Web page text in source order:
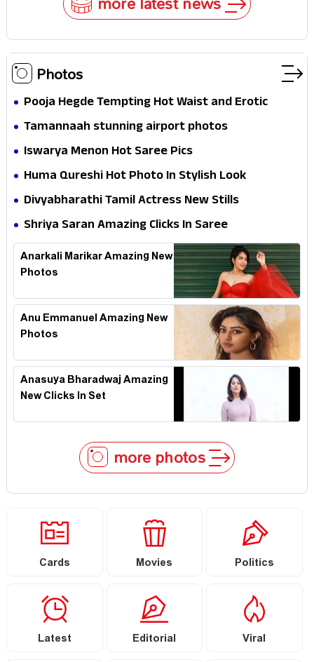
Photos
Pooja Hegde Tempting Hot Waist and Erotic
Expression in Black Saree
Tamannaah stunning airport photos
Iswarya Menon Hot Saree Pics
Huma Qureshi Hot Photo In Stylish Look
Divyabharathi Tamil Actress New Stills
Shriya Saran Amazing Clicks In Saree
Anarkali Marikar Amazing New
Photos
Anu Emmanuel Amazing New
Photos
Anasuya Bharadwaj Amazing
New Clicks In Set
more photos
Cards Movies Politics
Latest Editorial Viral